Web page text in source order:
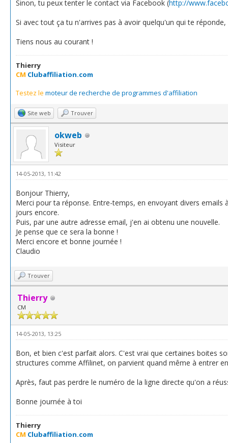
Sinon, tu peux tenter le contact via Facebook (http://
Si avec tout ça tu n'arrives pas à avoir quelqu'un qui te
Tiens nous au courant !
Thierry
CM Clubaffiliation.com
Testez le moteur de recherche de programmes d'affiliation
Site web Trouver
okweb
Visiteur
14-05-2013, 11:42
Bonjour Thierry,
Merci pour ta réponse. Entre-temps, en envoyant divers
jours encore.
Puis, par une autre adresse email, j'en ai obtenu une nouvelle.
Je pense que ce sera la bonne !
Merci encore et bonne journée !
Claudio
Trouver
Thierry
CM
14-05-2013, 13:25
Bon, et bien c'est parfait alors. C'est vrai que certaines boites
structures comme Affilinet, on parvient quand même à entrer
Après, faut pas perdre le numéro de la ligne directe qu'on a
Bonne journée à toi
Thierry
CM Clubaffiliation.com